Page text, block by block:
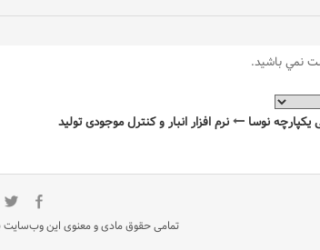
نمي باشيد.
نوسا نرم افزار انبار و کنترل موجودی تولید
تمامی حقوق مادی و معنوی این وب‌سایت